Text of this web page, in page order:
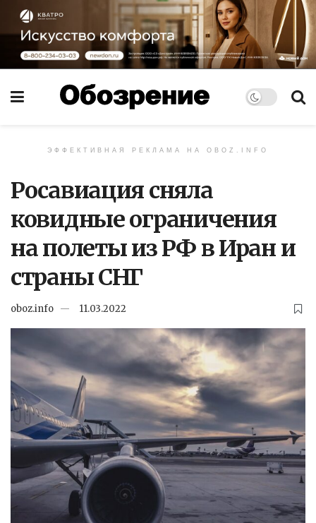
ЭФФЕКТИВНАЯ РЕКЛАМА НА OBOZ.INFO
Росавиация сняла
ковидные ограничения
на полеты из РФ в Иран и
страны СНГ
oboz.info 11.03.2022